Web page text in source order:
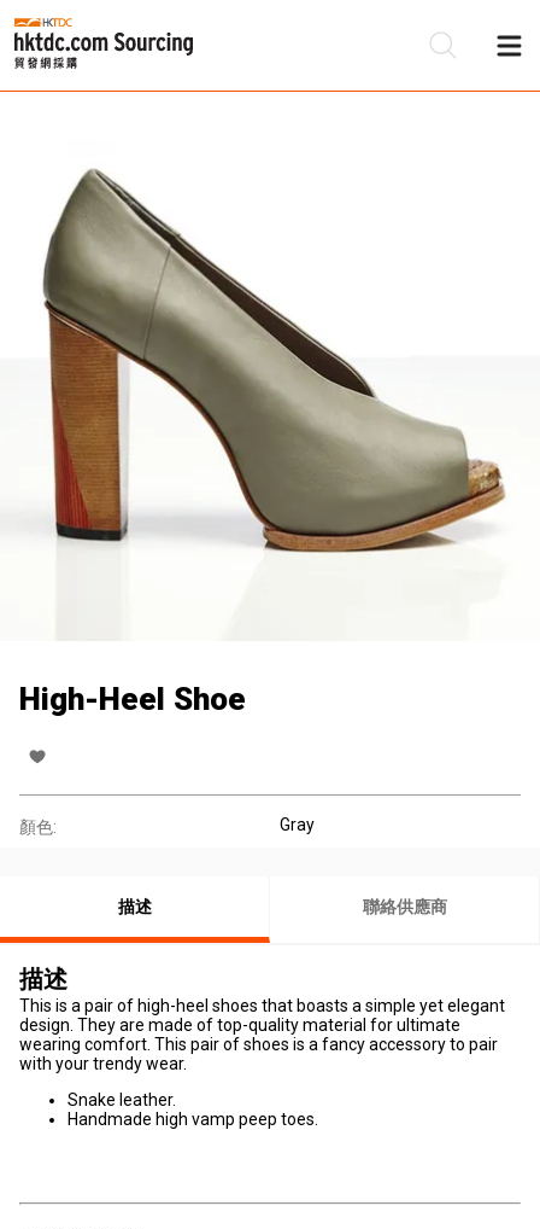
High-Heel Shoe
顏色: Gray
描述 聯絡供應商
描述
This is a pair of high-heel shoes that boasts a simple yet elegant
design. They are made of top-quality material for ultimate
wearing comfort. This pair of shoes is a fancy accessory to pair
with your trendy wear.
Snake leather.
Handmade high vamp peep toes.